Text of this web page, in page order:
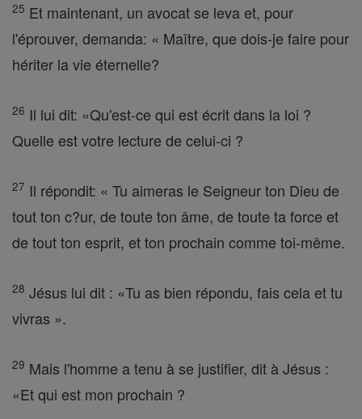
25 Et maintenant, un avocat se leva et, pour
l'éprouver, demanda: « Maître, que dois-je faire pour
hériter la vie éternelle?
26 Il lui dit: «Qu'est-ce qui est écrit dans la loi ?
Quelle est votre lecture de celui-ci ?
27 Il répondit: « Tu aimeras le Seigneur ton Dieu de
tout ton c?ur, de toute ton âme, de toute ta force et
de tout ton esprit, et ton prochain comme toi-même.
28 Jésus lui dit : «Tu as bien répondu, fais cela et tu
vivras ».
29 Mais l'homme a tenu à se justifier, dit à Jésus :
«Et qui est mon prochain ?